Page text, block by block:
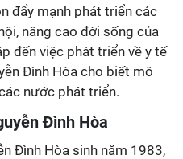
đẩy mạnh phát triển các
nâng cao đời sống của
đến việc phát triển về y tế
Đình Hòa cho biết mô
nước phát triển.
Đình Hòa
Đình Hòa sinh năm 1983,